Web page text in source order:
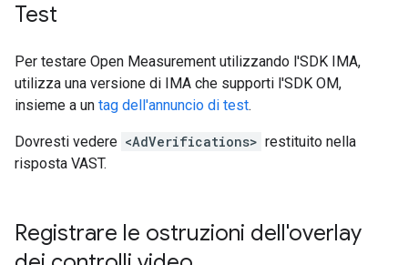
Test
Per testare Open Measurement utilizzando l'SDK IMA,
utilizza una versione di IMA che supporti l'SDK OM,
insieme a un tag dell'annuncio di test.
Dovresti vedere <AdVerifications> restituito nella
risposta VAST.
Registrare le ostruzioni dell'overlay